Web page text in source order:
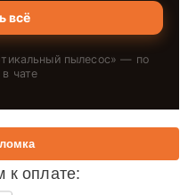
всё
пылесос» — по
в чате
оплате: